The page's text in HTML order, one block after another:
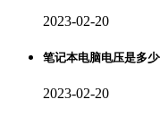
2023-02-20
笔记本电脑电压是多
2023-02-20